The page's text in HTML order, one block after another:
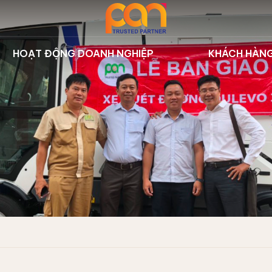
thị | Dulevo
| Nilfisk
| Hbarber
rác trên sông
lý rác | STG
HOẠT ĐỘNG DOANH NGHIỆP
Sự kiện công ty
Hoạt động đào tạo
Thư viện
KHÁCH
Dự án tiêu
Khách